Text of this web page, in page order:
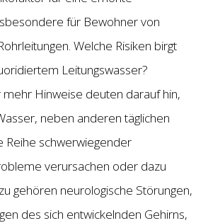
für Bewohner von
Welche Risiken birgt
Leitungswasser?
Hinweise deuten darauf hin,
neben anderen täglichen
Reihe schwerwiegender
verursachen oder dazu
gehören neurologische Störungen,
des sich entwickelnden Gehirns,